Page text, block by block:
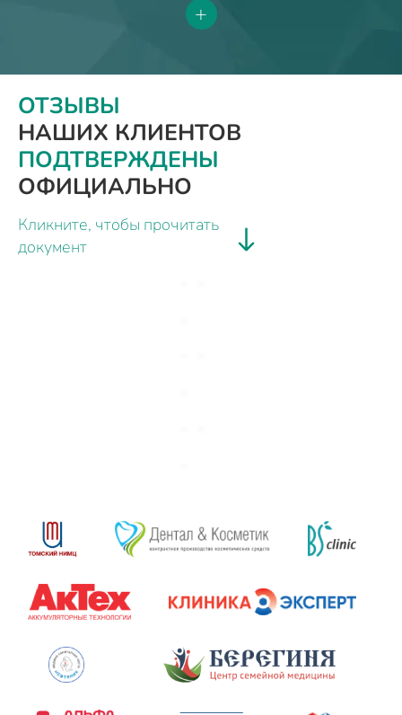
+
ОТЗЫВЫ
НАШИХ КЛИЕНТОВ
ПОДТВЕРЖДЕНЫ
ОФИЦИАЛЬНО
Кликните, чтобы прочитать
документ